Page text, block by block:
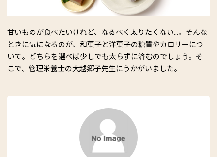
甘いものが食べたいけれど、なるべく太りたくない...。そんな
ときに気になるのが、和菓子と洋菓子の糖質やカロリーにつ
いて。どちらを選べば少しでも太らずに済むのでしょう。そ
こで、管理栄養士の大越郷子先生にうかがいました。